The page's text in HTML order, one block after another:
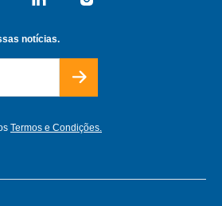
Linkedin Instagram
notícias.
Termos e Condições.